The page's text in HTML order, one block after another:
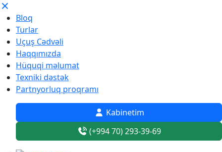
Bloq
Turlar
Uçuş Cədvəli
Haqqımızda
Hüquqi məlumat
Texniki dəstək
Partnyorluq proqramı
Kabinetim
(+994 70) 293-39-69